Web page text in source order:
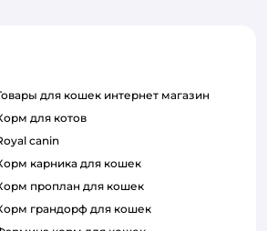
товары для кошек интернет магазин
корм для котов
royal canin
корм карника для кошек
корм проплан для кошек
корм грандорф для кошек